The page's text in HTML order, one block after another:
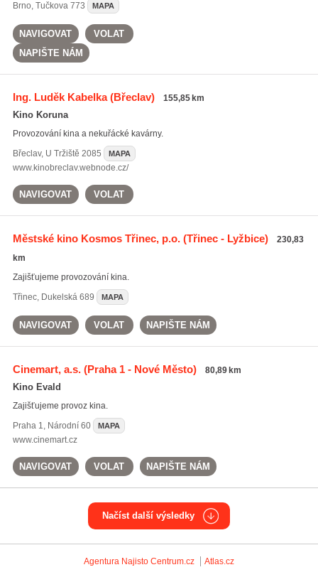
Brno, Tučkova 773 MAPA
NAVIGOVAT
VOLAT
NAPIŠTE NÁM
Ing. Luděk Kabelka(Břeclav) 155,85 km
Kino Koruna
Provozování kina a nekuřácké kavárny.
Břeclav, U Tržiště 2085 MAPA
www.kinobreclav.webnode.cz/
NAVIGOVAT VOLAT
Městské kino Kosmos Třinec, p.o.(Třinec - Lyžbice)
230,83
km
Zajišťujeme provozování kina.
Třinec, Dukelská 689 MAPA
NAVIGOVAT VOLAT NAPIŠTE NÁM
Cinemart, a.s.(Praha 1 - Nové Město) 80,89 km
Kino Evald
Zajišťujeme provoz kina.
Praha 1, Národní 60 MAPA
www.cinemart.cz
NAVIGOVAT VOLAT NAPIŠTE NÁM
Načíst další výsledky
Agentura Najisto Centrum.cz Atlas.cz